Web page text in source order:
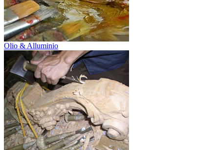
Olio & Alluminio